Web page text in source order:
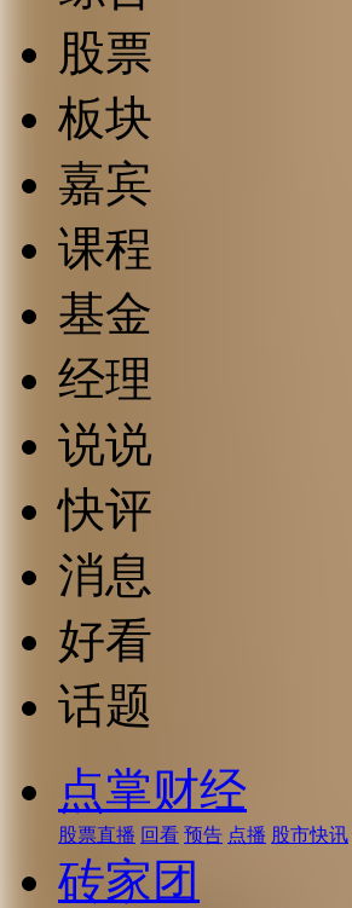
股票
板块
嘉宾
课程
基金
经理
说说
快评
消息
好看
话题
点掌财经
股票直播 回看 预告 点播 股市快讯
砖家团